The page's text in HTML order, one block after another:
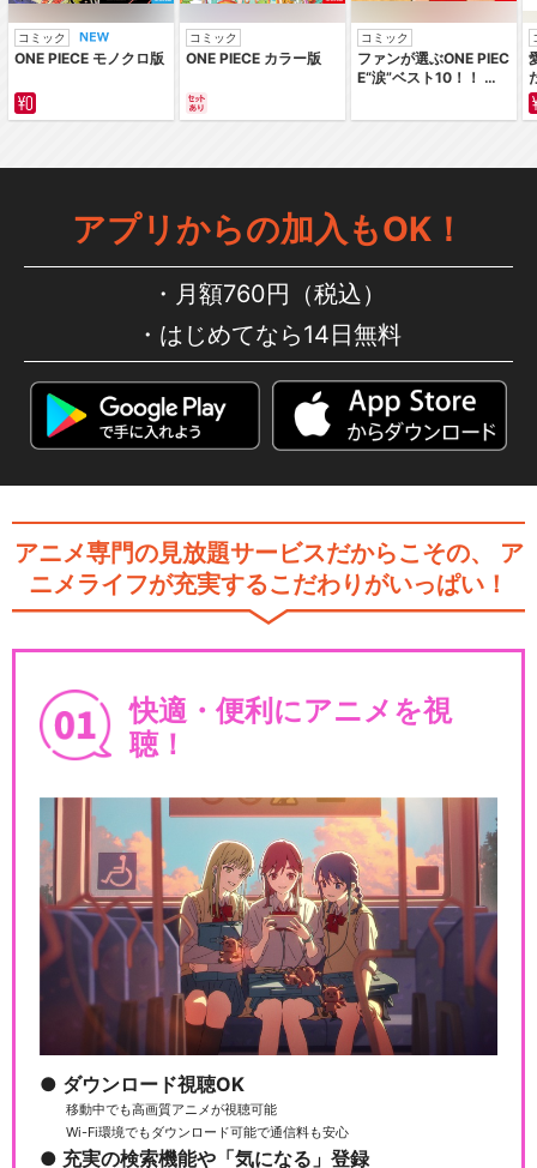
コミック
ONE PIECE モノクロ版
コミック
ONE PIECE カラー版
コミック
ファンが選ぶONE PIEC
E“涙”ベスト10！！ ～
編～ カラー版
アプリからの加入もOK！
月額760円（税込）
はじめてなら14日無料
アニメ専門の見放題サービスだからこその、
ア
ニメライフが充実するこだわりがいっぱい！
快適・便利にアニメを視
聴！
ダウンロード視聴OK
移動中でも高画質アニメが視聴可能
Wi-Fi環境でもダウンロード可能で通信料も安心
充実の検索機能や「気になる」登録